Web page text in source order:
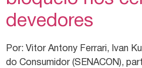
devedores
Por: Vitor Antony Ferrari, Ivan
do Consumidor (SENACON),